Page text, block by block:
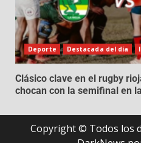
Deporte Destacada del día
Clásico clave en el rugby
chocan con la semifinal en
Copyright © Todos los